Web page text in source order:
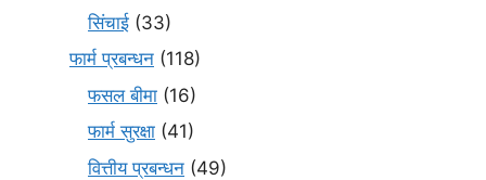
सिंचाई (33)
फार्म प्रबन्धन (118)
फसल बीमा (16)
फार्म सुरक्षा (41)
वित्तीय प्रबन्धन (49)